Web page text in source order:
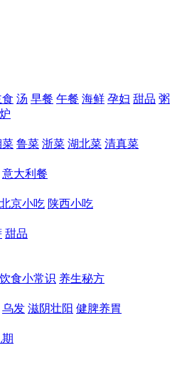
食 汤 早餐 午餐 海鲜 孕妇 甜品 粥
菜 鲁菜 浙菜 湖北菜 清真菜
意大利餐
北京小吃 陕西小吃
甜品
饮食小常识 养生秘方
乌发 滋阴壮阳 健脾养胃